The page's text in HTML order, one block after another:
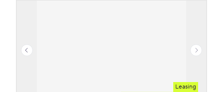
Leasing